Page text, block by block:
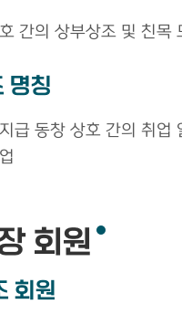
간의 상부상조 및 친목
명칭
급 동창 상호 간의 취업
회원
회원